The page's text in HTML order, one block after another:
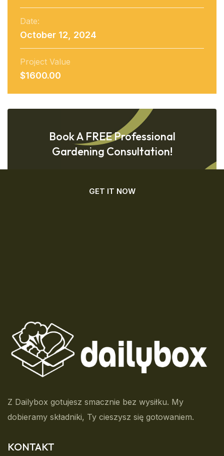
Date:
October 12, 2024
Project Value
$1600.00
Book A FREE Professional
Gardening Consultation!
GET IT NOW
Z Dailybox gotujesz smacznie bez wysiłku. My
dobieramy składniki, Ty cieszysz się gotowaniem.
KONTAKT